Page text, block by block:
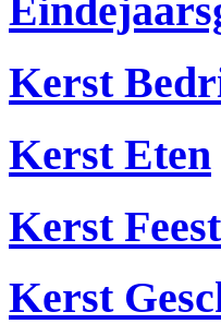
Kerst
Kerst Eten
Kerst
Kerst